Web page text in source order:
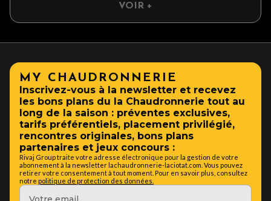
VOIR +
MY CHAUDRONNERIE
Inscrivez-vous à la newsletter et recevez
les bons plans du la Chaudronnerie tout au
long de la saison : préventes exclusives,
tarifs préférentiels, placement privilégié,
rencontres originales, bons plans
partenaires et jeux concours :
Rivaj Group traite votre adresse électronique pour la gestion de votre
abonnement à la newsletter lachaudronnerie-laciotat.com. Vous pouvez
retirer votre consentement à tout moment. Pour en savoir plus, consultez
notre politique de protection des données.